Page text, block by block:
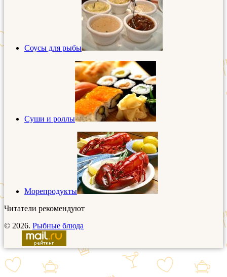
Соусы для рыбы
Суши и роллы
Морепродукты
Читатели рекомендуют
© 2026. Рыбные блюда